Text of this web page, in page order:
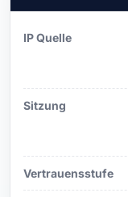
IP Quelle
Sitzung
Vertrauensstufe